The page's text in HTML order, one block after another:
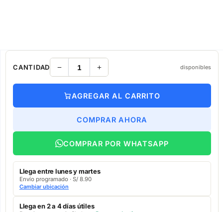
CANTIDAD disponibles
AGREGAR AL CARRITO
COMPRAR AHORA
COMPRAR POR WHATSAPP
Llega entre lunes y martes
Envío programado · S/ 8.90
Cambiar ubicación
Llega en 2 a 4 días útiles